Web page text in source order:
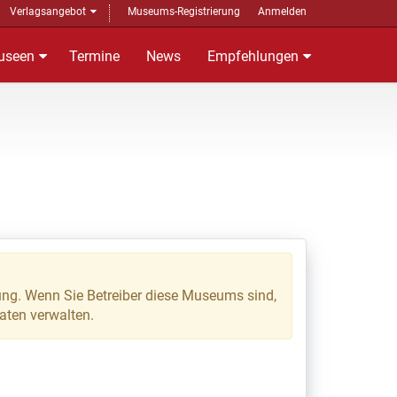
Verlagsangebot Museums-Registrierung Anmelden
Termine News Empfehlungen
Wenn Sie Betreiber diese Museums sind,
verwalten.